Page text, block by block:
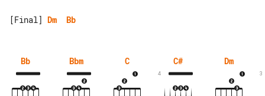
[Final] Dm Bb
Bb Bbm C C#
4
Dm
3